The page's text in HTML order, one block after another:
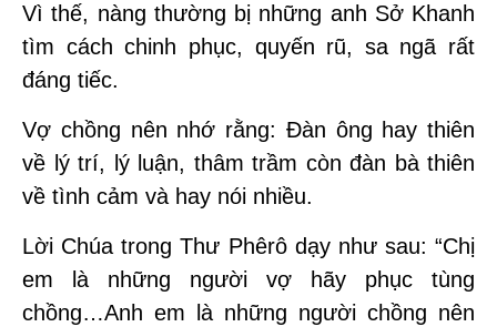
Vì thế, nàng thường bị những anh Sở Khanh
tìm cách chinh phục, quyến rũ, sa ngã rất
đáng tiếc.
Vợ chồng nên nhớ rằng: Đàn ông hay thiên
về lý trí, lý luận, thâm trầm còn đàn bà thiên
về tình cảm và hay nói nhiều.
Lời Chúa trong Thư Phêrô dạy như sau: “Chị
em là những người vợ hãy phục tùng
chồng…Anh em là những người chồng nên